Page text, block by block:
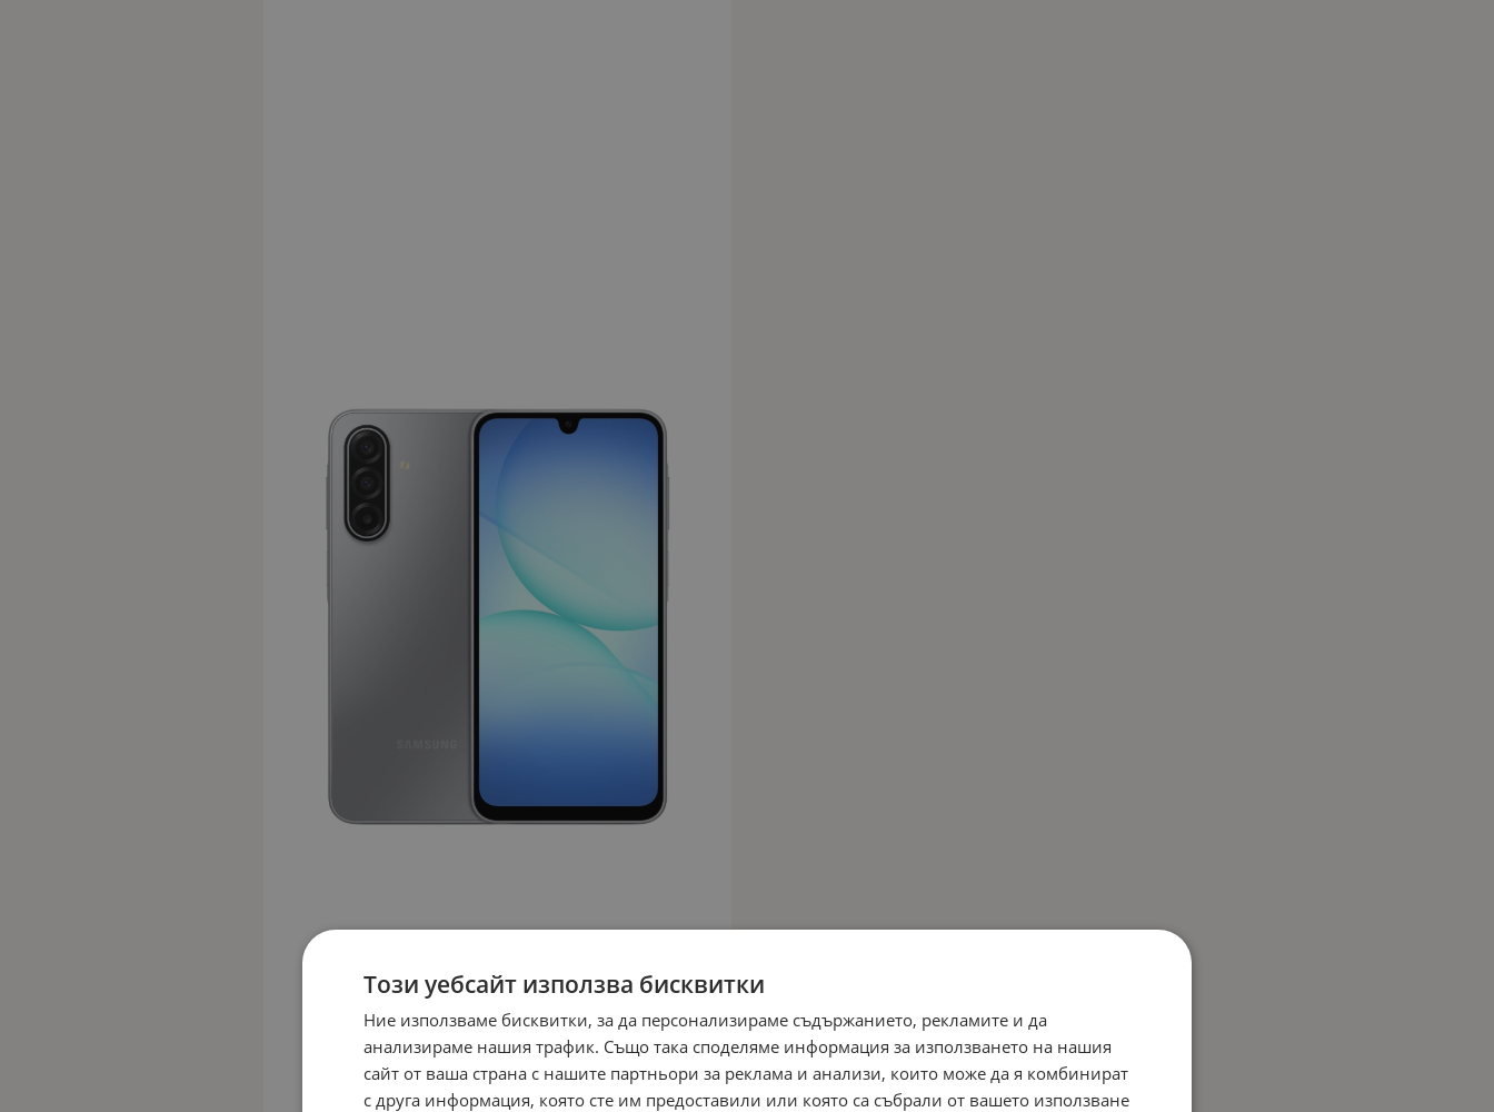
Този уебсайт използва бисквитки
Ние използваме бисквитки, за да персонализираме съдържанието, рекламите и да
анализираме нашия трафик. Също така споделяме информация за използването на нашия
сайт от ваша страна с нашите партньори за реклама и анализи, които може да я комбинират
с друга информация, която сте им предоставили или която са събрали от вашето използване